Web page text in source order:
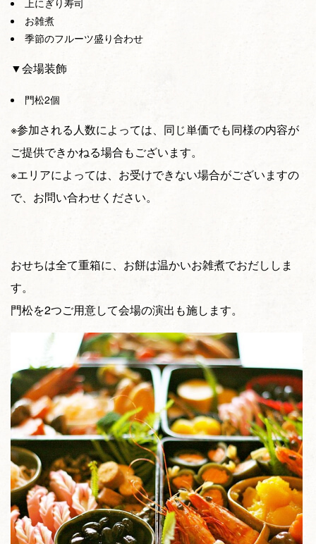
お雑煮
季節のフルーツ盛り合わせ
▼会場装飾
門松2個
※参加される人数によっては、同じ単価でも同様の内容が
ご提供できかねる場合もございます。
※エリアによっては、お受けできない場合がございますの
で、お問い合わせください。
おせちは全て重箱に、お餅は温かいお雑煮でおだししま
す。
門松を2つご用意して会場の演出も施します。